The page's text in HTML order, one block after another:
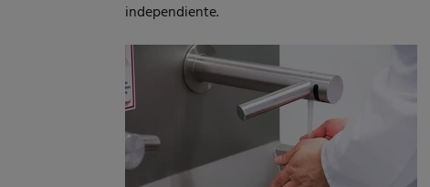
independiente.